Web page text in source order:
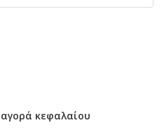
αγορά κεφαλαίου